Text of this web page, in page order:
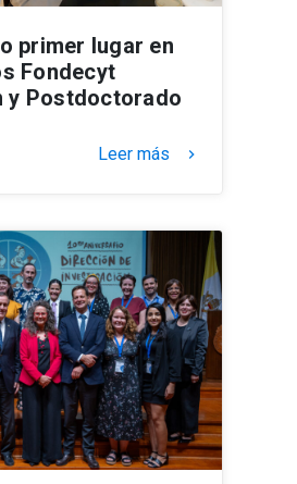
primer lugar en
Fondecyt
y Postdoctorado
Leer más keyboard_arrow_right